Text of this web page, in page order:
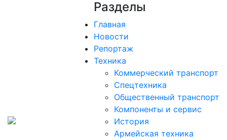
Разделы
Главная
Новости
Репортаж
Техника
Коммерческий транспорт
Спецтехника
Общественный транспорт
Компоненты и сервис
История
Армейская техника